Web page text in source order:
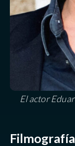
El actor